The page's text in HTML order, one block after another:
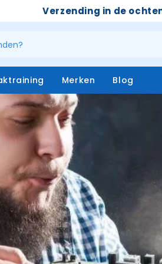
Verzending in de
– buiten
– binnen
Merken Blog